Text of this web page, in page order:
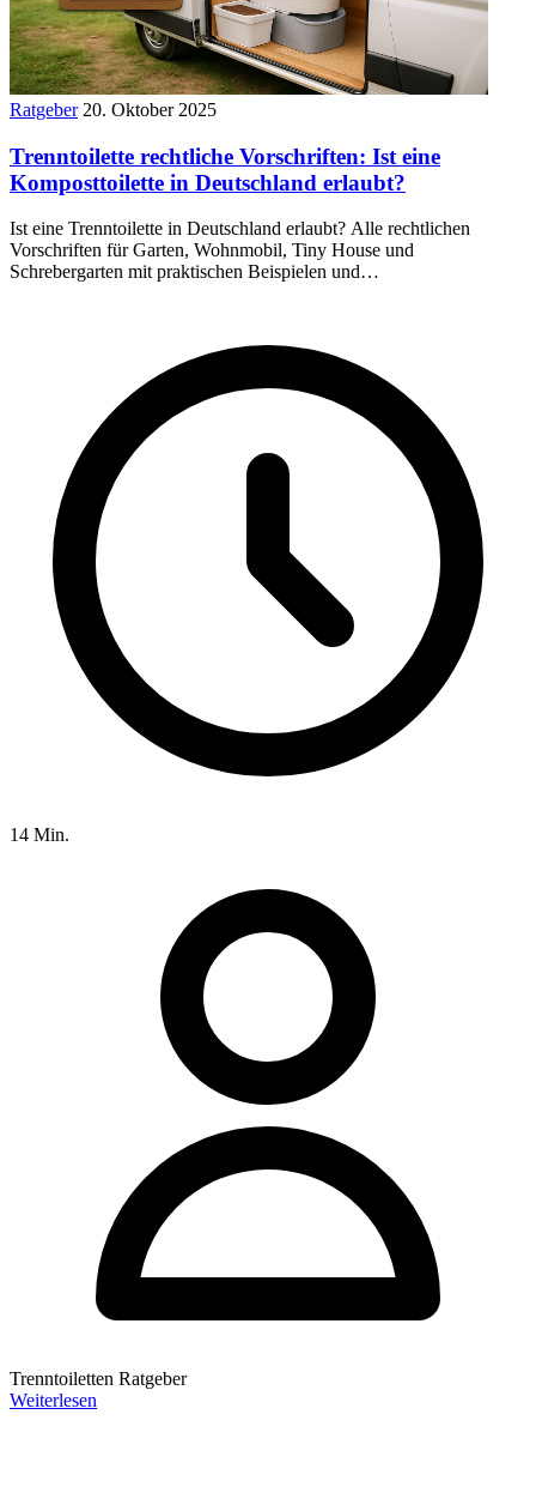
Ratgeber 20. Oktober 2025
Trenntoilette rechtliche Vorschriften: Ist eine
Komposttoilette in Deutschland erlaubt?
Ist eine Trenntoilette in Deutschland erlaubt? Alle rechtlichen
Vorschriften für Garten, Wohnmobil, Tiny House und
Schrebergarten mit praktischen Beispielen und
14 Min.
Trenntoiletten Ratgeber
Weiterlesen